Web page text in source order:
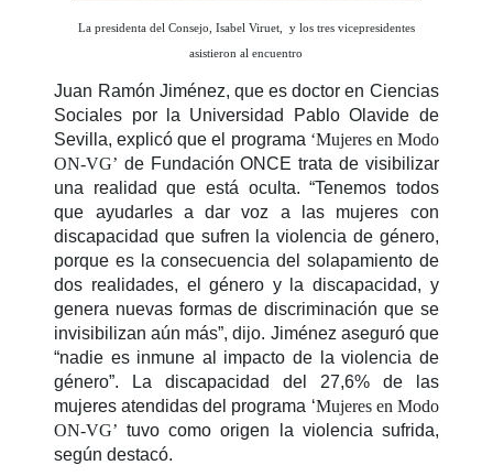
La presidenta del Consejo, Isabel Viruet, y los tres vicepresidentes
asistieron al encuentro
Juan Ramón Jiménez, que es doctor en Ciencias
Sociales por la Universidad Pablo Olavide de
Sevilla, explicó que el programa ‘Mujeres en Modo
ON-VG’ de Fundación ONCE trata de visibilizar
una realidad que está oculta. “Tenemos todos
que ayudarles a dar voz a las mujeres con
discapacidad que sufren la violencia de género,
porque es la consecuencia del solapamiento de
dos realidades, el género y la discapacidad, y
genera nuevas formas de discriminación que se
invisibilizan aún más”, dijo. Jiménez aseguró que
“nadie es inmune al impacto de la violencia de
género”. La discapacidad del 27,6% de las
mujeres atendidas del programa ‘Mujeres en Modo
ON-VG’ tuvo como origen la violencia sufrida,
según destacó.